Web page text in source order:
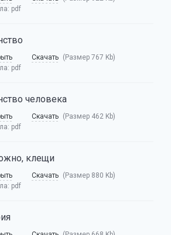
pdf
Скачать (Размер 767 Kb)
pdf
человека
Скачать (Размер 462 Kb)
pdf
клещи
Скачать (Размер 880 Kb)
pdf